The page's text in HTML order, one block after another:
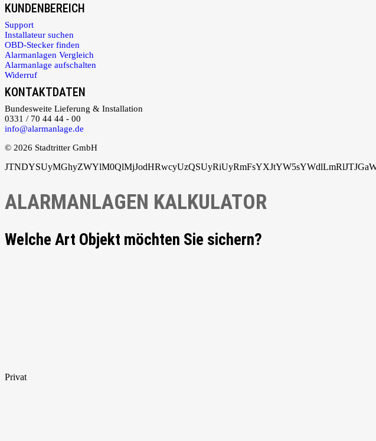
KUNDENBEREICH
Support
Installateur suchen
OBD-Stecker finden
Alarmanlagen Vergleich
Alarmanlage aufschalten
Widerruf
KONTAKTDATEN
Bundesweite Lieferung & Installation
0331 / 70 44 44 - 00
info@alarmanlage.de
© 2026 Stadtritter GmbH
ALARMANLAGEN KALKULATOR
Welche Art Objekt möchten Sie sichern?
Privat